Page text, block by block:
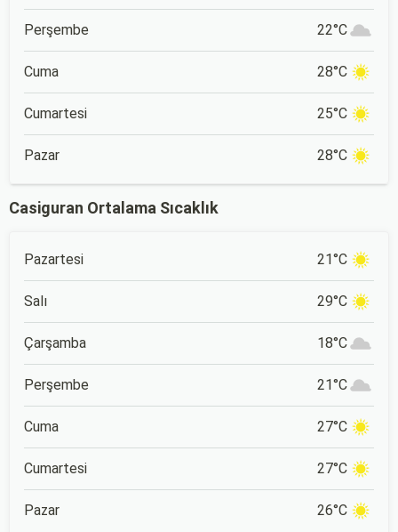
Perşembe 22°C
Cuma 28°C
Cumartesi 25°C
Pazar 28°C
Casiguran Ortalama Sıcaklık
Pazartesi 21°C
Salı 29°C
Çarşamba 18°C
Perşembe 21°C
Cuma 27°C
Cumartesi 27°C
Pazar 26°C